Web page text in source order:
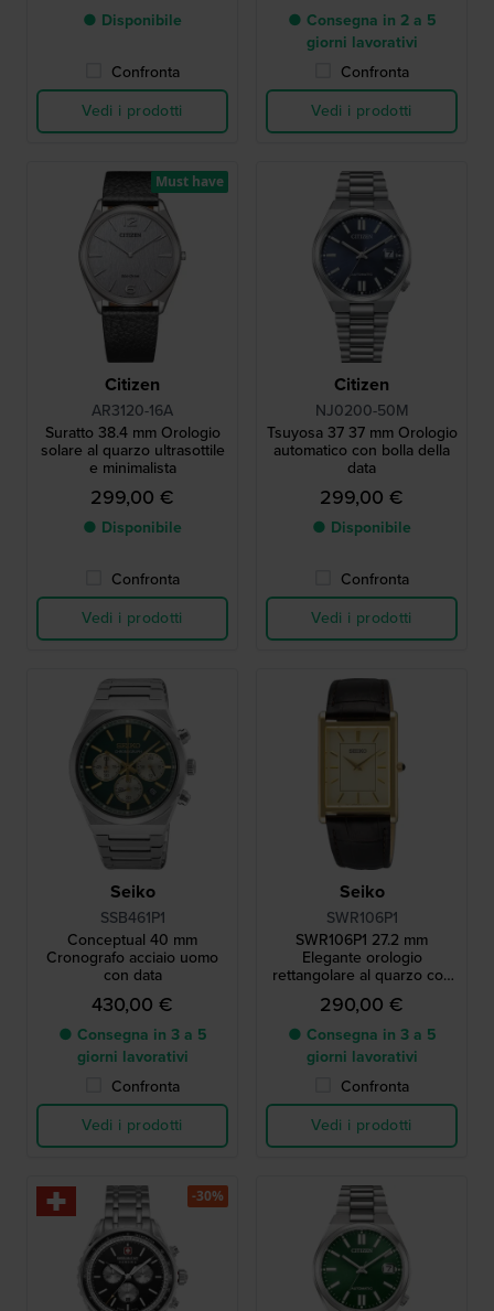
● Disponibile
Confronta
Vedi i prodotti
● Consegna in 2 a 5
giorni lavorativi
Confronta
Vedi i prodotti
Citizen
AR3120-16A
Suratto 38.4 mm Orologio
solare al quarzo ultrasottile
e minimalista
299,00 €
● Disponibile
Confronta
Vedi i prodotti
Must have
Citizen
NJ0200-50M
Tsuyosa 37 37 mm Orologio
automatico con bolla della
data
299,00 €
● Disponibile
Confronta
Vedi i prodotti
Seiko
SSB461P1
Conceptual 40 mm
Cronografo acciaio uomo
con data
430,00 €
● Consegna in 3 a 5
giorni lavorativi
Confronta
Vedi i prodotti
Seiko
SWR106P1
SWR106P1 27.2 mm
Elegante orologio
rettangolare al quarzo con
vetro zaffiro
290,00 €
● Consegna in 3 a 5
giorni lavorativi
Confronta
Vedi i prodotti
-30%